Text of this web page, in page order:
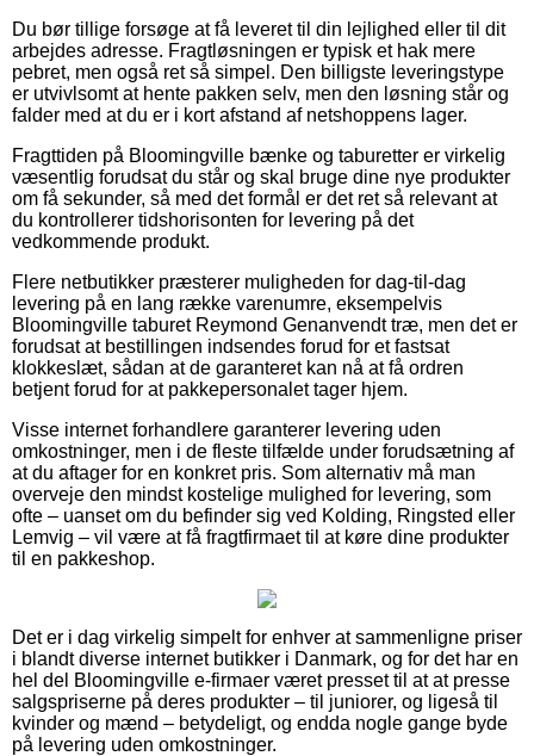
Du bør tillige forsøge at få leveret til din lejlighed eller til dit
arbejdes adresse. Fragtløsningen er typisk et hak mere
pebret, men også ret så simpel. Den billigste leveringstype
er utvivlsomt at hente pakken selv, men den løsning står og
falder med at du er i kort afstand af netshoppens lager.
Fragttiden på Bloomingville bænke og taburetter er virkelig
væsentlig forudsat du står og skal bruge dine nye produkter
om få sekunder, så med det formål er det ret så relevant at
du kontrollerer tidshorisonten for levering på det
vedkommende produkt.
Flere netbutikker præsterer muligheden for dag-til-dag
levering på en lang række varenumre, eksempelvis
Bloomingville taburet Reymond Genanvendt træ, men det er
forudsat at bestillingen indsendes forud for et fastsat
klokkeslæt, sådan at de garanteret kan nå at få ordren
betjent forud for at pakkepersonalet tager hjem.
Visse internet forhandlere garanterer levering uden
omkostninger, men i de fleste tilfælde under forudsætning af
at du aftager for en konkret pris. Som alternativ må man
overveje den mindst kostelige mulighed for levering, som
ofte – uanset om du befinder sig ved Kolding, Ringsted eller
Lemvig – vil være at få fragtfirmaet til at køre dine produkter
til en pakkeshop.
Det er i dag virkelig simpelt for enhver at sammenligne priser
i blandt diverse internet butikker i Danmark, og for det har en
hel del Bloomingville e-firmaer været presset til at at presse
salgspriserne på deres produkter – til juniorer, og ligeså til
kvinder og mænd – betydeligt, og endda nogle gange byde
på levering uden omkostninger.